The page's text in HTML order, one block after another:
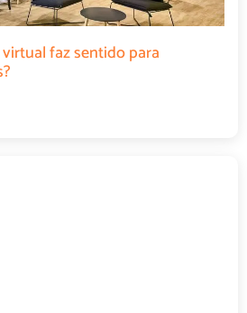
faz sentido para